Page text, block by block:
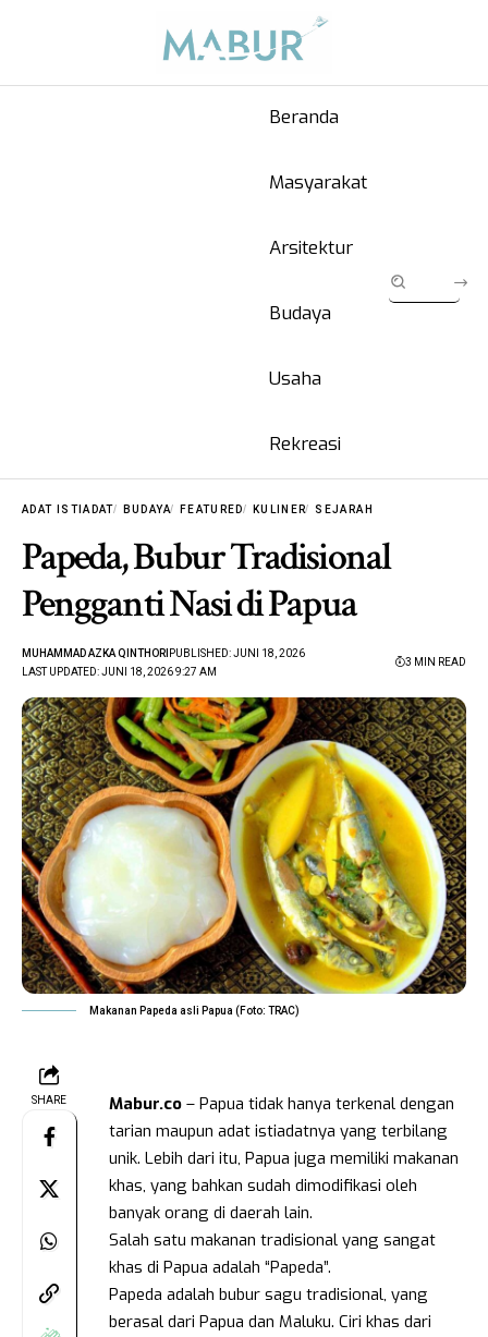
Beranda
Masyarakat
Arsitektur
Budaya
Usaha
Rekreasi
ADAT ISTIADAT BUDAYA FEATURED KULINER SEJARAH
Papeda, Bubur Tradisional
Pengganti Nasi di Papua
LAST UPDATED: JUNI 18, 2026 9:27 AM
MUHAMMAD AZKA QINTHORI PUBLISHED: JUNI 18, 2026
3 MIN READ
Makanan Papeda asli Papua (Foto: TRAC)
SHARE Mabur.co – Papua tidak hanya terkenal dengan
tarian maupun adat istiadatnya yang terbilang
unik. Lebih dari itu, Papua juga memiliki makanan
khas, yang bahkan sudah dimodifikasi oleh
banyak orang di daerah lain.
Salah satu makanan tradisional yang sangat
khas di Papua adalah “Papeda”.
Papeda adalah bubur sagu tradisional, yang
berasal dari Papua dan Maluku. Ciri khas dari